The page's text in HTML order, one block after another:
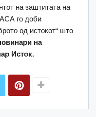
на заштитата на
го доби
од истокот“ што
на
Исток.